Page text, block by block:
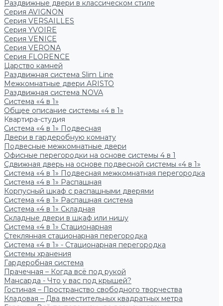
Раздвижные двери в классическом стиле
Серия AVIGNON
Серия VERSAILLES
Серия YVOIRE
Серия VENICE
Серия VERONA
Серия FLORENCE
Царство камней
Раздвижная система Slim Line
Межкомнатные двери ARISTO
Раздвижная система NOVA
Система «4 в 1»
Общее описание системы «4 в 1»
Квартира-студия
Система «4 в 1» Подвесная
Двери в гардеробную комнату
Подвесные межкомнатные двери
Офисные перегородки на основе системы 4 в 1
Сдвижная дверь на основе подвесной системы «4 в 1»
Система «4 в 1» Подвесная межкомнатная перегородка
Система «4 в 1» Распашная
Корпусный шкаф с распашными дверями
Система «4 в 1» Распашная система
Система «4 в 1» Складная
Складные двери в шкаф или нишу
Система «4 в 1» Стационарная
Стеклянная стационарная перегородка
Система «4 в 1» - Стационарная перегородка
Системы хранения
Гардеробная система
Прачечная – Когда всё под рукой
Мансарда - Что у вас под крышей?
Гостиная – Пространство свободного творчества
Кладовая – Два вместительных квадратных метра